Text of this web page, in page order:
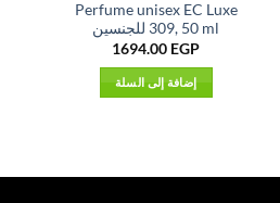
Perfume unisex EC Luxe
309, 50 ml للجنسين
1694.00 EGP
إضافة إلى السلة